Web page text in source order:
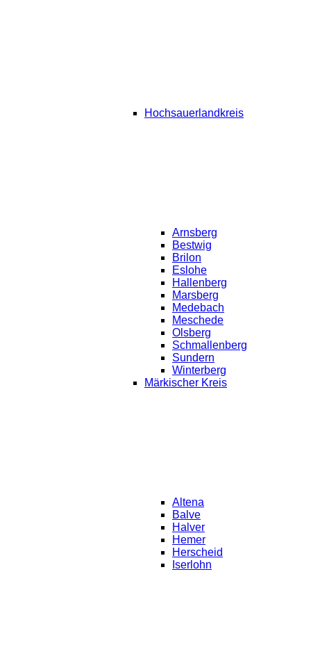
Hochsauerlandkreis
Arnsberg
Bestwig
Brilon
Eslohe
Hallenberg
Marsberg
Medebach
Meschede
Olsberg
Schmallenberg
Sundern
Winterberg
Märkischer Kreis
Altena
Balve
Halver
Hemer
Herscheid
Iserlohn